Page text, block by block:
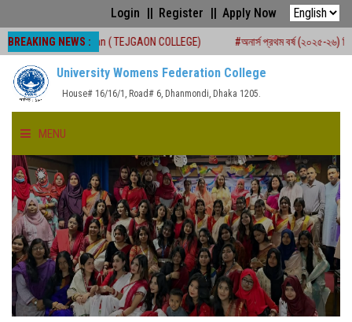
Login Register Apply Now
BREAKING NEWS :
Seat Plan ( TEJGAON COLLEGE) #অনার্স প্রথম বর্ষ (২০২৫-২৬) শিক্ষাবর্ষে ২য়
University Womens Federation College
House# 16/16/1, Road# 6, Dhanmondi, Dhaka 1205.
MENU
HOME
ABOUT US
FACULTIES
ACADEMICS